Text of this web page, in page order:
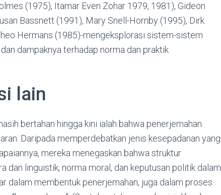
(1975), Itamar Even Zohar 1979, 1981), Gideon
Bassnett (1991), Mary Snell-Hornby (1995), Dirk
Hermans (1985)-mengeksplorasi sistem-sistem
dampaknya terhadap norma dan praktik
lain
bertahan hingga kini ialah bahwa penerjemahan
Daripada memperdebatkan jenis kesepadanan yang
mereka menegaskan bahwa struktur
dan linguistik, norma moral, dan keputusan politik dalam
dalam membentuk penerjemahan, juga dalam proses